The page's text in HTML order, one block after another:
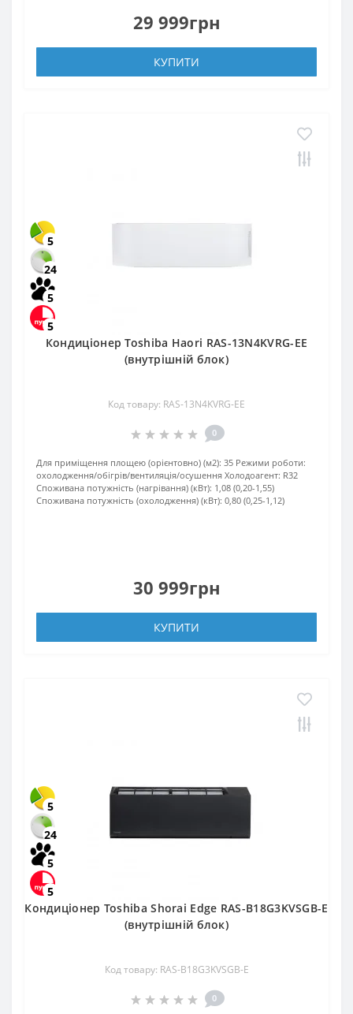
29 999грн
КУПИТИ
5
24
5
5
Кондиціонер Toshiba Haori RAS-13N4KVRG-EE
(внутрішній блок)
Код товару: RAS-13N4KVRG-EE
0
Для приміщення площею (орієнтовно) (м2): 35 Режими роботи:
охолодження/обігрів/вентиляція/осушення Холодоагент: R32
Споживана потужність (нагрівання) (кВт): 1,08 (0,20-1,55)
Споживана потужність (охолодження) (кВт): 0,80 (0,25-1,12)
30 999грн
КУПИТИ
5
24
5
5
Кондиціонер Toshiba Shorai Edge RAS-B18G3KVSGB-E
(внутрішній блок)
Код товару: RAS-B18G3KVSGB-E
0